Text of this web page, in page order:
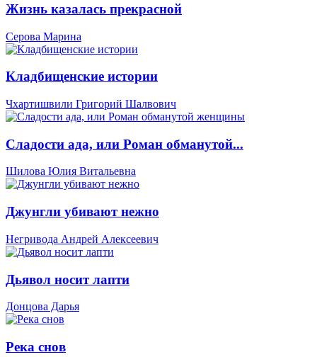
Жизнь казалась прекрасной
Серова Марина
Кладбищенские истории
Чхартишвили Григорий Шалвович
Сладости ада, или Роман обманутой...
Шилова Юлия Витальевна
Джунгли убивают нежно
Негривода Андрей Алексеевич
Дьявол носит лапти
Донцова Дарья
Река снов